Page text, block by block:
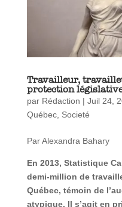
Travailleur,
protection
par Rédaction | Juil 24,
Québec, Societé
Par Alexandra Bahary
En 2013, Statistique
demi-million de
Québec, témoin de
atypique. Il s’agit en